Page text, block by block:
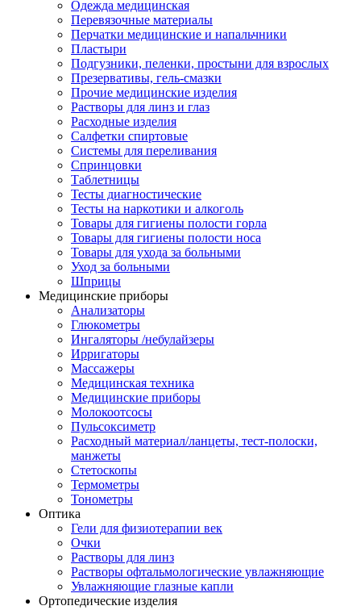
Одежда медицинская
Перевязочные материалы
Перчатки медицинские и напальчники
Пластыри
Подгузники, пеленки, простыни для взрослых
Презервативы, гель-смазки
Прочие медицинские изделия
Растворы для линз и глаз
Расходные изделия
Салфетки спиртовые
Системы для переливания
Спринцовки
Таблетницы
Тесты диагностические
Тесты на наркотики и алкоголь
Товары для гигиены полости горла
Товары для гигиены полости носа
Товары для ухода за больными
Уход за больными
Шприцы
Медицинские приборы
Анализаторы
Глюкометры
Ингаляторы /небулайзеры
Ирригаторы
Массажеры
Медицинская техника
Медицинские приборы
Молокоотсосы
Пульсоксиметр
Расходный материал/ланцеты, тест-полоски,
манжеты
Стетоскопы
Термометры
Тонометры
Оптика
Гели для физиотерапии век
Очки
Растворы для линз
Растворы офтальмологические увлажняющие
Увлажняющие глазные капли
Ортопедические изделия